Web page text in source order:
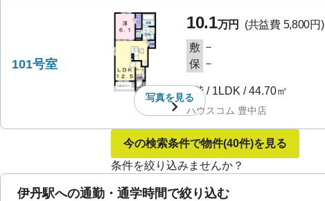
101号室
写真を見る
10.1万円 (共益費 5,800円)
敷 －
保 －
1階/ 1LDK /44.70㎡
ハウスコム 豊中店
今の検索条件で物件(40件)を見る
条件を絞り込みませんか？
伊丹駅への通勤・通学時間で絞り込む